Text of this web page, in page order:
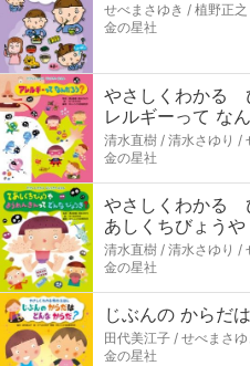
せべまさゆき / 植野正
金の星社
やさしくわかる
レルギーって な
清水直樹 / 清水さゆり /
知育研究所
金の星社
やさしくわかる
あしくちびょう
んなびょうき？
清水直樹 / 清水さゆり /
知育研究所
金の星社
じぶんの からだ
田代美江子 / せべまさ
金の星社